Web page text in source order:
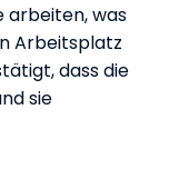
arbeiten, was
Arbeitsplatz
dass die
sie